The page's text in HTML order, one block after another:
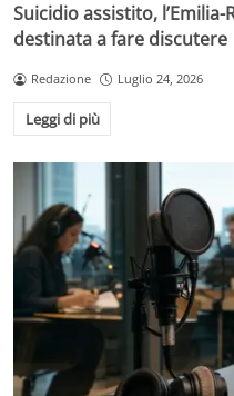
Suicidio assistito,
destinata a fare discutere
Redazione Luglio 24, 2026
Leggi di più